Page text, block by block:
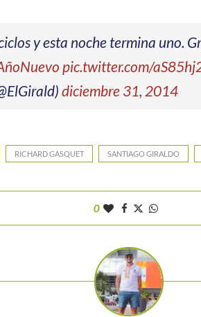
y esta noche termina uno.
pic.twitter.com/
diciembre 31, 2014
RICHARD GASQUET SANTIAGO GIRALDO
0